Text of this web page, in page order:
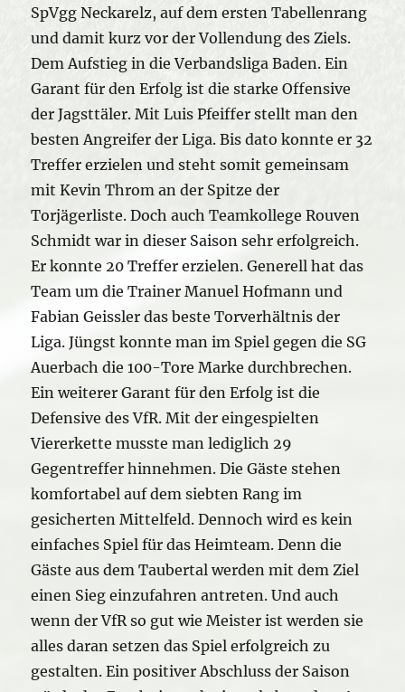
SpVgg Neckarelz, auf dem ersten Tabellenrang
und damit kurz vor der Vollendung des Ziels.
Dem Aufstieg in die Verbandsliga Baden. Ein
Garant für den Erfolg ist die starke Offensive
der Jagsttäler. Mit Luis Pfeiffer stellt man den
besten Angreifer der Liga. Bis dato konnte er 32
Treffer erzielen und steht somit gemeinsam
mit Kevin Throm an der Spitze der
Torjägerliste. Doch auch Teamkollege Rouven
Schmidt war in dieser Saison sehr erfolgreich.
Er konnte 20 Treffer erzielen. Generell hat das
Team um die Trainer Manuel Hofmann und
Fabian Geissler das beste Torverhältnis der
Liga. Jüngst konnte man im Spiel gegen die SG
Auerbach die 100-Tore Marke durchbrechen.
Ein weiterer Garant für den Erfolg ist die
Defensive des VfR. Mit der eingespielten
Viererkette musste man lediglich 29
Gegentreffer hinnehmen. Die Gäste stehen
komfortabel auf dem siebten Rang im
gesicherten Mittelfeld. Dennoch wird es kein
einfaches Spiel für das Heimteam. Denn die
Gäste aus dem Taubertal werden mit dem Ziel
einen Sieg einzufahren antreten. Und auch
wenn der VfR so gut wie Meister ist werden sie
alles daran setzen das Spiel erfolgreich zu
gestalten. Ein positiver Abschluss der Saison